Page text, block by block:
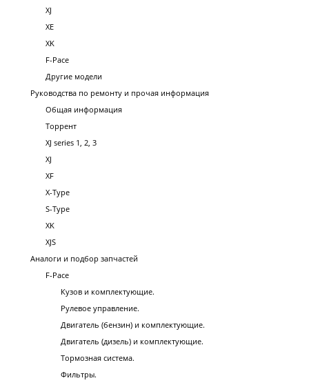
XJ
XE
XK
F-Pace
Другие модели
Руководства по ремонту и прочая информация
Общая информация
Торрент
XJ series 1, 2, 3
XJ
XF
X-Type
S-Type
XK
XJS
Аналоги и подбор запчастей
F-Pace
Кузов и комплектующие.
Рулевое управление.
Двигатель (бензин) и комплектующие.
Двигатель (дизель) и комплектующие.
Тормозная система.
Фильтры.